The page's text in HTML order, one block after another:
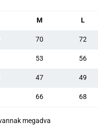
M L
70 72
53 56
47 49
66 68
megadva